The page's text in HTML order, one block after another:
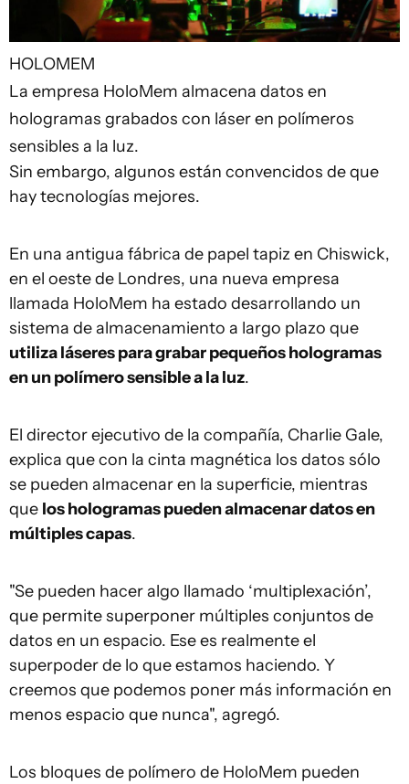
HOLOMEM
La empresa HoloMem almacena datos en
hologramas grabados con láser en polímeros
sensibles a la luz.
Sin embargo, algunos están convencidos de que
hay tecnologías mejores.
En una antigua fábrica de papel tapiz en Chiswick,
en el oeste de Londres, una nueva empresa
llamada HoloMem ha estado desarrollando un
sistema de almacenamiento a largo plazo que
utiliza láseres para grabar pequeños hologramas
en un polímero sensible a la luz.
El director ejecutivo de la compañía, Charlie Gale,
explica que con la cinta magnética los datos sólo
se pueden almacenar en la superficie, mientras
que los hologramas pueden almacenar datos en
múltiples capas.
"Se pueden hacer algo llamado ‘multiplexación’,
que permite superponer múltiples conjuntos de
datos en un espacio. Ese es realmente el
superpoder de lo que estamos haciendo. Y
creemos que podemos poner más información en
menos espacio que nunca", agregó.
Los bloques de polímero de HoloMem pueden